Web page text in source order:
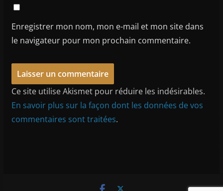
Enregistrer mon nom, mon e-mail et mon site dans
le navigateur pour mon prochain commentaire.
Ce site utilise Akismet pour réduire les indésirables.
En savoir plus sur la façon dont les données de vos
commentaires sont traitées.